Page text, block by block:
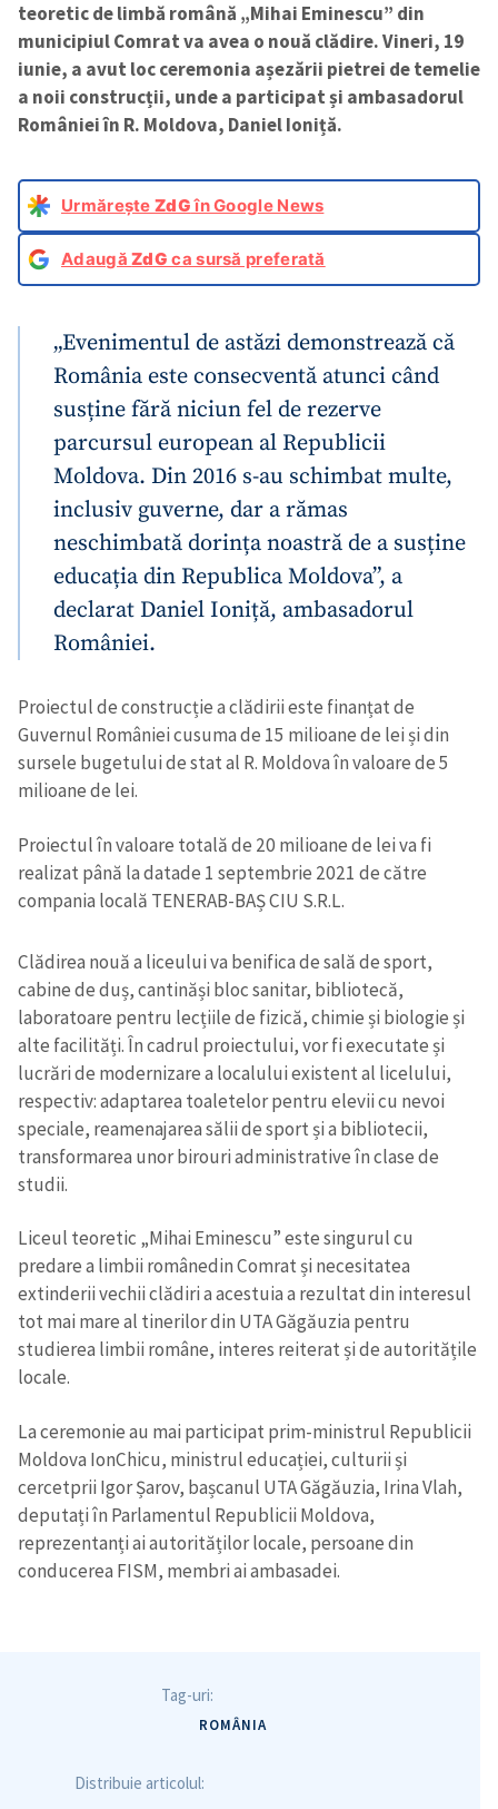
in English
teoretic de limbă română „Mihai Eminescu” din
municipiul Comrat va avea o nouă clădire. Vineri, 19
iunie, a avut loc ceremonia așezării pietrei de temelie
a noii construcții, unde a participat și ambasadorul
României în R. Moldova, Daniel Ioniță.
Urmărește ZdGîn Google News
AdaugăZdG ca sursă preferată
„Evenimentul de astăzi demonstrează că
România este consecventă atunci când
susține fără niciun fel de rezerve
parcursul european al Republicii
Moldova. Din 2016 s-au schimbat multe,
inclusiv guverne, dar a rămas
neschimbată dorința noastră de a susține
educația din Republica Moldova”, a
declarat Daniel Ioniță, ambasadorul
României.
Proiectul de construcție a clădirii este finanțat de
Guvernul României cusuma de 15 milioane de lei și din
sursele bugetului de stat al R. Moldova în valoare de 5
milioane de lei.
Proiectul în valoare totală de 20 milioane de lei va fi
realizat până la datade 1 septembrie 2021 de către
compania locală TENERAB-BAȘ CIU S.R.L.
Clădirea nouă a liceului va benifica de sală de sport,
cabine de duș, cantinăși bloc sanitar, bibliotecă,
laboratoare pentru lecțiile de fizică, chimie și biologie și
alte facilități. În cadrul proiectului, vor fi executate și
lucrări de modernizare a localului existent al licelului,
respectiv: adaptarea toaletelor pentru elevii cu nevoi
speciale, reamenajarea sălii de sport și a bibliotecii,
transformarea unor birouri administrative în clase de
studii.
Liceul teoretic „Mihai Eminescu” este singurul cu
predare a limbii românedin Comrat și necesitatea
extinderii vechii clădiri a acestuia a rezultat din interesul
tot mai mare al tinerilor din UTA Găgăuzia pentru
studierea limbii române, interes reiterat și de autoritățile
locale.
La ceremonie au mai participat prim-ministrul Republicii
Moldova IonChicu, ministrul educației, culturii și
cercetprii Igor Șarov, bașcanul UTA Găgăuzia, Irina Vlah,
deputați în Parlamentul Republicii Moldova,
reprezentanți ai autorităților locale, persoane din
conducerea FISM, membri ai ambasadei.
Tag-uri:
ROMÂNIA
Distribuie articolul: